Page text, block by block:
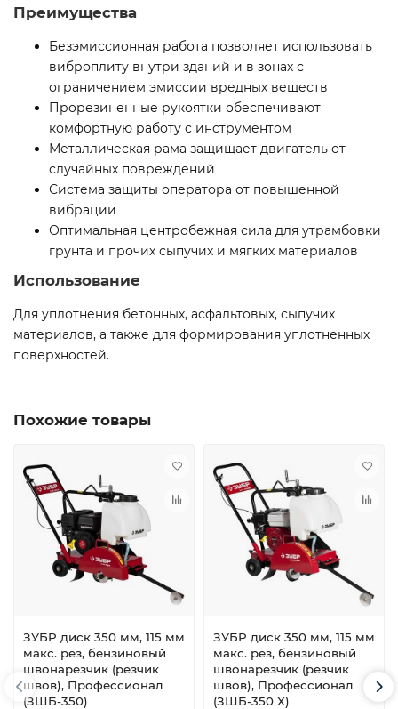
Преимущества
Безэмиссионная работа позволяет использовать
виброплиту внутри зданий и в зонах с
ограничением эмиссии вредных веществ
Прорезиненные рукоятки обеспечивают
комфортную работу с инструментом
Металлическая рама защищает двигатель от
случайных повреждений
Система защиты оператора от повышенной
вибрации
Оптимальная центробежная сила для утрамбовки
грунта и прочих сыпучих и мягких материалов
Использование
Для уплотнения бетонных, асфальтовых, сыпучих
материалов, а также для формирования уплотненных
поверхностей.
Похожие товары
ЗУБР диск 350 мм, 115 мм
макс. рез, бензиновый
швонарезчик (резчик
швов), Профессионал
(ЗШБ-350)
ЗУБР диск 350 мм, 115 мм
макс. рез, бензиновый
швонарезчик (резчик
швов), Профессионал
(ЗШБ-350 Х)